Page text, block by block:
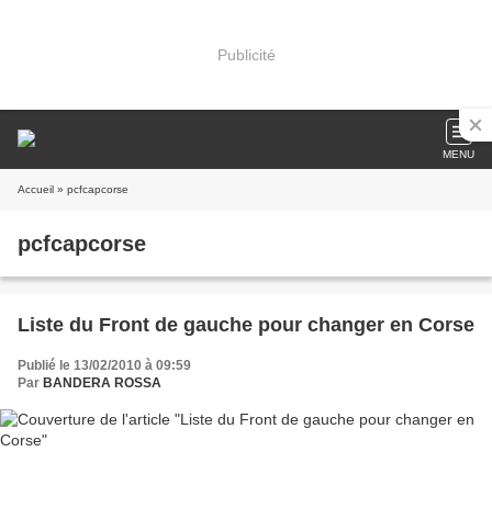
Publicité
MENU
Accueil » pcfcapcorse
pcfcapcorse
Liste du Front de gauche pour changer en Corse
Publié le 13/02/2010 à 09:59
Par BANDERA ROSSA